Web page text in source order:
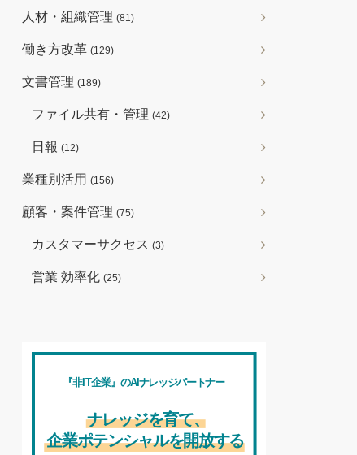
人材・組織管理 (81)
働き方改革 (129)
文書管理 (189)
ファイル共有・管理 (42)
日報 (12)
業種別活用 (156)
顧客・案件管理 (75)
カスタマーサクセス (3)
営業 効率化 (25)